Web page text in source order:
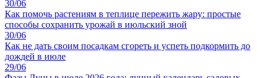
30/06
Как помочь растениям в теплице пережить жару: простые
способы сохранить урожай в июльский зной
30/06
Как не дать своим посадкам сгореть и успеть подкормить до
дождей в июле
29/06